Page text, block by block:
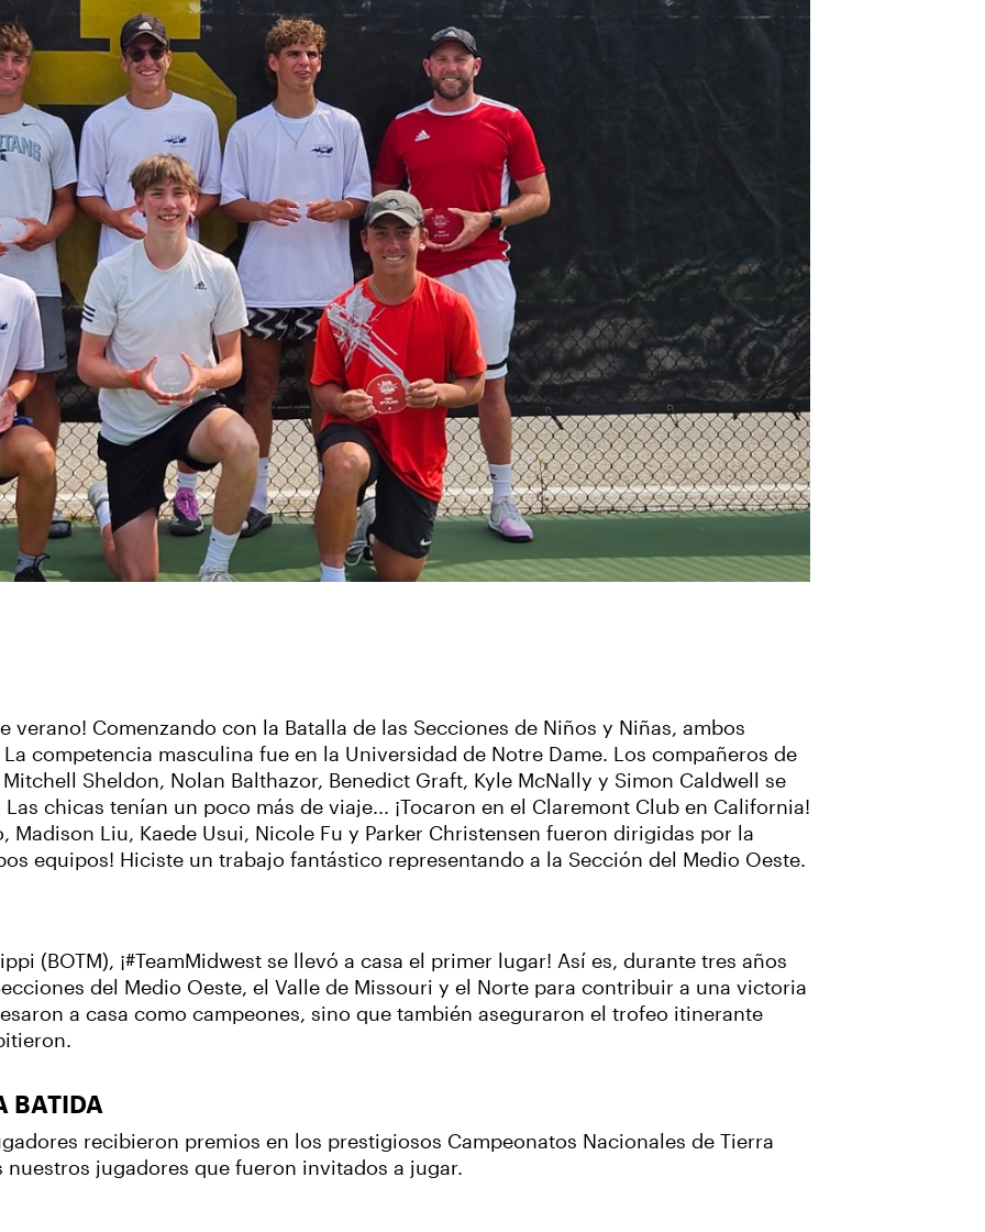
verano! Comenzando con la Batalla de las Secciones de Niños y Niñas, ambos
competencia masculina fue en la Universidad de Notre Dame. Los compañeros de
Sheldon, Nolan Balthazor, Benedict Graft, Kyle McNally y Simon Caldwell se
chicas tenían un poco más de viaje... ¡Tocaron en el Claremont Club en California!
Madison Liu, Kaede Usui, Nicole Fu y Parker Christensen fueron dirigidas por la
equipos! Hiciste un trabajo fantástico representando a la Sección del Medio Oeste.
(BOTM), ¡#TeamMidwest se llevó a casa el primer lugar! Así es, durante tres años
del Medio Oeste, el Valle de Missouri y el Norte para contribuir a una victoria
a casa como campeones, sino que también aseguraron el trofeo itinerante
BATIDA
recibieron premios en los prestigiosos Campeonatos Nacionales de Tierra
jugadores que fueron invitados a jugar.